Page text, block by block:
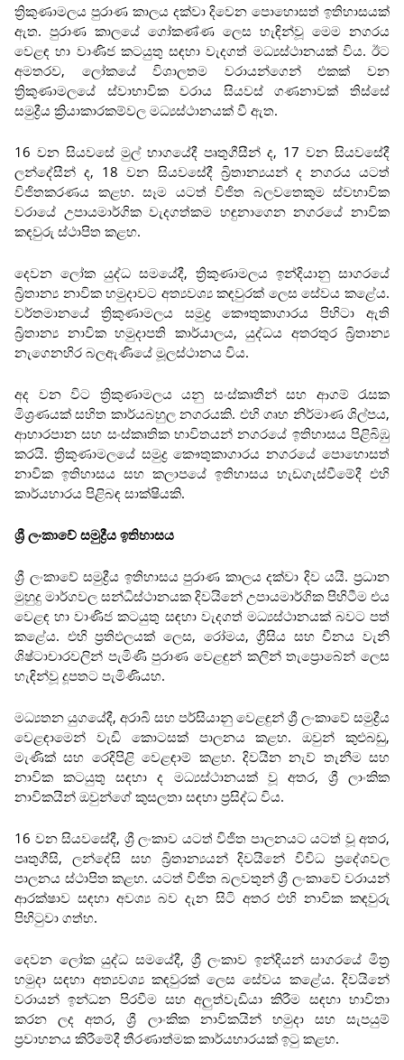
ත්‍රිකුණාමලය පුරාණ කාලය දක්වා දිවෙන පොහොසත් ඉතිහාසයක්
ඇත. පුරාණ කාලයේ ගෝකණ්ණ ලෙස හැඳින්වූ මෙම නගරය
වෙළඳ හා වාණිජ කටයුතු සඳහා වැදගත් මධ්‍යස්ථානයක් විය. ඊට
අමතරව, ලෝකයේ විශාලතම වරායන්ගෙන් එකක් වන
ත්‍රිකුණාමලයේ ස්වාභාවික වරාය සියවස් ගණනාවක් තිස්සේ
සමුද්‍රීය ක්‍රියාකාරකම්වල මධ්‍යස්ථානයක් වී ඇත.
16 වන සියවසේ මුල් භාගයේදී පෘතුගීසීන් ද, 17 වන සියවසේදී
ලන්දේසීන් ද, 18 වන සියවසේදී බ්‍රිතාන්‍යයන් ද නගරය යටත්
විජිතකරණය කළහ. සෑම යටත් විජිත බලවතෙකුම ස්වභාවික
වරායේ උපායමාර්ගික වැදගත්කම හඳුනාගෙන නගරයේ නාවික
කඳවුරු ස්ථාපිත කළහ.
දෙවන ලෝක යුද්ධ සමයේදී, ත්‍රිකුණාමලය ඉන්දියානු සාගරයේ
බ්‍රිතාන්‍ය නාවික හමුදාවට අත්‍යවශ්‍ය කඳවුරක් ලෙස සේවය කළේය.
වර්තමානයේ ත්‍රිකුණාමලය සමුද්‍ර කෞතුකාගාරය පිහිටා ඇති
බ්‍රිතාන්‍ය නාවික හමුදාපති කාර්යාලය, යුද්ධය අතරතුර බ්‍රිතාන්‍ය
නැගෙනහිර බලඇණියේ මූලස්ථානය විය.
අද වන විට ත්‍රිකුණාමලය යනු සංස්කෘතීන් සහ ආගම් රැසක
මිශ්‍රණයක් සහිත කාර්යබහුල නගරයකි. එහි ගෘහ නිර්මාණ ශිල්පය,
ආහාරපාන සහ සංස්කෘතික භාවිතයන් නගරයේ ඉතිහාසය පිළිබිඹු
කරයි. ත්‍රිකුණාමලයේ සමුද්‍ර කෞතුකාගාරය නගරයේ පොහොසත්
නාවික ඉතිහාසය සහ කලාපයේ ඉතිහාසය හැඩගැස්වීමේදී එහි
කාර්යභාරය පිළිබඳ සාක්ෂියකි.
ශ්‍රී ලංකාවේ සමුද්‍රීය ඉතිහාසය
ශ්‍රී ලංකාවේ සමුද්‍රීය ඉතිහාසය පුරාණ කාලය දක්වා දිව යයි. ප්‍රධාන
මුහුදු මාර්ගවල සන්ධිස්ථානයක දිවයිනේ උපායමාර්ගික පිහිටීම එය
වෙළඳ හා වාණිජ කටයුතු සඳහා වැදගත් මධ්‍යස්ථානයක් බවට පත්
කළේය. එහි ප්‍රතිඵලයක් ලෙස, රෝමය, ග්‍රීසිය සහ චීනය වැනි
ශිෂ්ටාචාරවලින් පැමිණි පුරාණ වෙළඳුන් කලින් තැප්‍රොබේන් ලෙස
හැඳින්වූ දූපතට පැමිණියහ.
මධ්‍යතන යුගයේදී, අරාබි සහ පර්සියානු වෙළඳුන් ශ්‍රී ලංකාවේ සමුද්‍රීය
වෙළඳාමෙන් වැඩි කොටසක් පාලනය කළහ. ඔවුන් කුළුබඩු,
මැණික් සහ රෙදිපිළි වෙළඳාම් කළහ. දිවයින නැව් තැනීම සහ
නාවික කටයුතු සඳහා ද මධ්‍යස්ථානයක් වූ අතර, ශ්‍රී ලාංකික
නාවිකයින් ඔවුන්ගේ කුසලතා සඳහා ප්‍රසිද්ධ විය.
16 වන සියවසේදී, ශ්‍රී ලංකාව යටත් විජිත පාලනයට යටත් වූ අතර,
පෘතුගීසි, ලන්දේසි සහ බ්‍රිතාන්‍යයන් දිවයිනේ විවිධ ප්‍රදේශවල
පාලනය ස්ථාපිත කළහ. යටත් විජිත බලවතුන් ශ්‍රී ලංකාවේ වරායන්
ආරක්ෂාව සඳහා අවශ්‍ය බව දැන සිටි අතර එහි නාවික කඳවුරු
පිහිටුවා ගත්හ.
දෙවන ලෝක යුද්ධ සමයේදී, ශ්‍රී ලංකාව ඉන්දියන් සාගරයේ මිත්‍ර
හමුදා සඳහා අත්‍යවශ්‍ය කඳවුරක් ලෙස සේවය කළේය. දිවයිනේ
වරායන් ඉන්ධන පිරවීම සහ අලුත්වැඩියා කිරීම සඳහා භාවිතා
කරන ලද අතර, ශ්‍රී ලාංකික නාවිකයින් හමුදා සහ සැපයුම්
ප්‍රවාහනය කිරීමේදී තීරණාත්මක කාර්යභාරයක් ඉටු කළහ.